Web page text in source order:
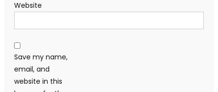
Website
Save my name,
email, and
website in this